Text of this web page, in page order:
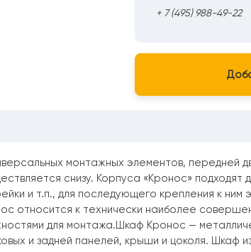
+ 7 (495) 988-49-22
монтажных элементов, передней
снизу. Корпуса «Кронос» подходят
и т.п., для последующего крепления к ним
относится к технически наиболее
для монтажа.Шкаф Кронос —
и задней панелей, крыши и цоколя. Шкаф